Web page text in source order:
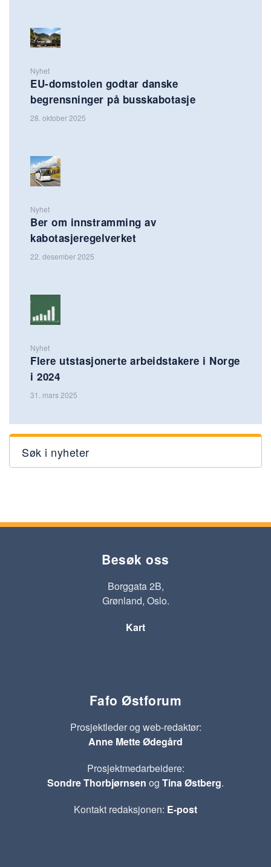
Nyhet
EU-domstolen godtar danske
begrensninger på busskabotasje
28. oktober 2025
Nyhet
Ber om innstramming av
kabotasjeregelverket
22. desember 2025
Nyhet
Flere utstasjonerte arbeidstakere i Norge
i 2024
31. mars 2025
Søk i nyheter
Besøk oss
Borggata 2B,
Grønland, Oslo.
Kart
Fafo Østforum
Prosjektleder og web-redaktør:
Anne Mette Ødegård
Prosjektmedarbeidere:
Sondre Thorbjørnsen og Tina Østberg.
Kontakt redaksjonen: E-post